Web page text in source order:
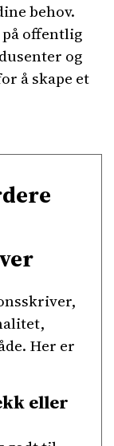
behov.
offentlig
og
å skape et
Her er
eller